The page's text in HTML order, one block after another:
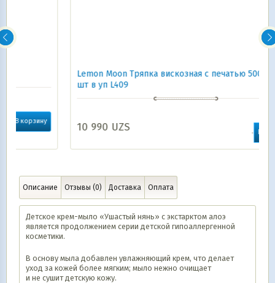
Lemon Moon Тряпка вискозная с печатью 500х600 1
шт в уп L409
10 990 UZS
Описание Отзывы (0) Доставка Оплата
Детское крем-мыло «Ушастый нянь» с экстарктом алоэ
является продолжением серии детской гипоаллергенной
косметики.
В основу мыла добавлен увлажняющий крем, что делает
уход за кожей более мягким; мыло нежно очищает
и не сушит детскую кожу.